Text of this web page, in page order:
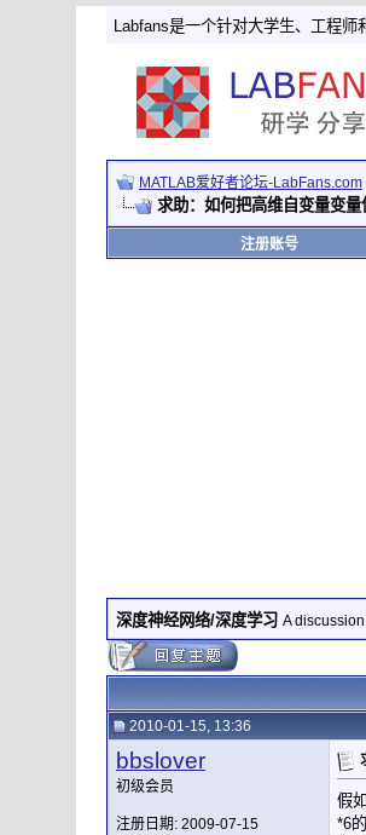
Labfans是一个针对大学生、工程师
MATLAB爱好者论坛-LabFans.com
求助：如何把高维自变量变量
注册账号
深度神经网络/深度学习 A
2010-01-15, 13:36
bbslover
初级会员
注册日期: 2009-07-15
假
*6